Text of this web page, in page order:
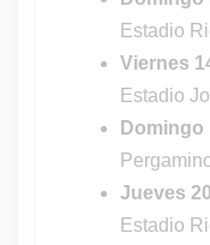
Estadio
Viernes
Estadio
Domingo
Jueves
Estadio